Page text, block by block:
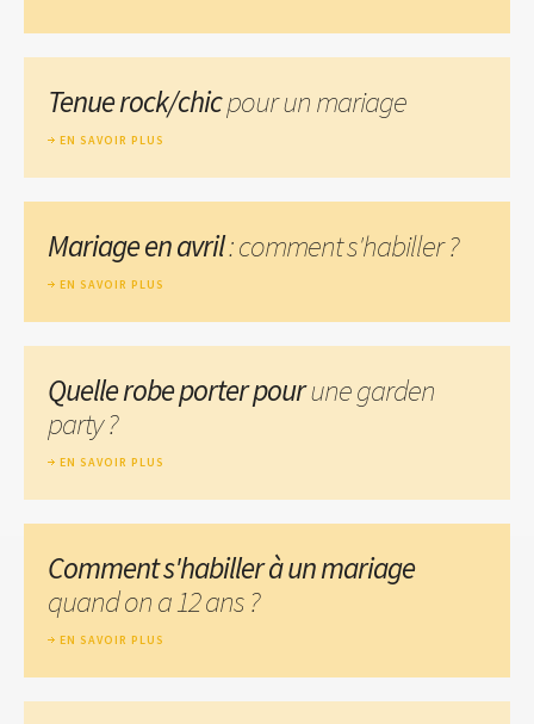
Tenue rock/chicpour un mariage
EN SAVOIR PLUS
Mariage en avril: comment s'habiller ?
EN SAVOIR PLUS
Quelle robe porter pourune garden
party ?
EN SAVOIR PLUS
Comment s'habiller à un mariage
quand on a 12 ans ?
EN SAVOIR PLUS